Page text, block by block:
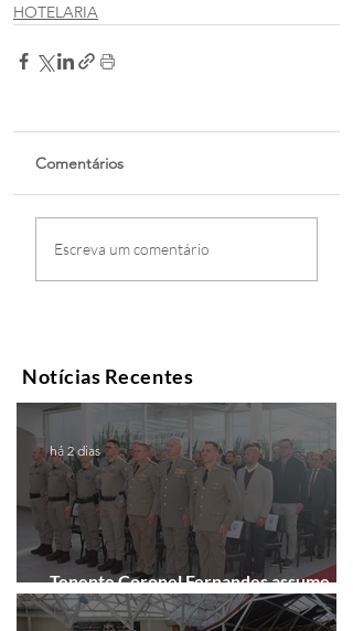
HOTELARIA
Comentários
Escreva um comentário
Notícias Recentes
Tenente Coronel Fernandes assume
comando do 41º BPM em Gramado
há 2 dias